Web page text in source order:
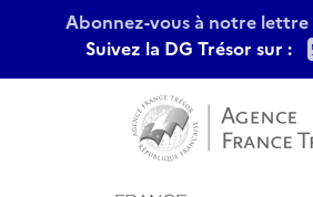
Abonnez-vous à notre
Suivez la DG Trésor sur :